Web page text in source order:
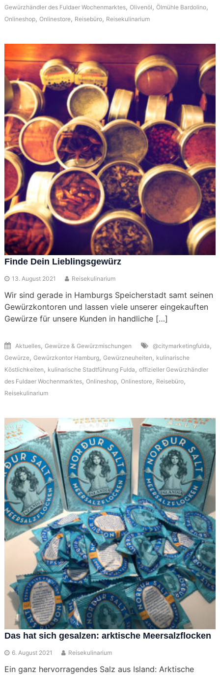
Gewürzhändler des Fuldaer Wochenmarktes, Olivenöl , Ölmühle Bardolino,
Onlineshop, Onlinestore, Reisebüro, Reisekulinarium
Finde Dein Lieblingsgewürz
13. August 2021 Reisekulinarium
Wir sind gerade in Hamburgs Speicherstadt samt seinen
Gewürzkontoren und lassen viele unserer eingekauften
Gewürze für unsere Kunden in handliche […]
Aktuelles, Gewürze & Gewürzmischungen @citymarketingfulda ,
Gewürze, Gewürzkontor Hamburg, Gewürzneuheiten , kulinarische
Köstlichkeiten , kulinarische Stadtführung Fulda , offizieller Gewürzhändler
des Fuldaer Wochenmarktes, Onlineshop, Onlinestore, Reisebüro,
Reisekulinarium
Das hat sich gesalzen: arktische Meersalzflocken
6. August 2021 Reisekulinarium
Ein ganz hervorragendes Salz aus Island: Arktische